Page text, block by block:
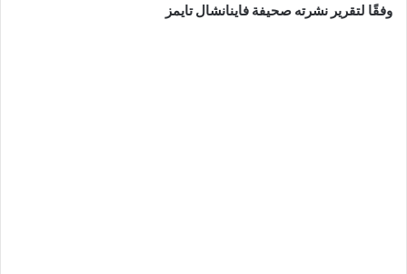
وفقًا لتقرير نشرته صحيفة فاينانشال تايمز